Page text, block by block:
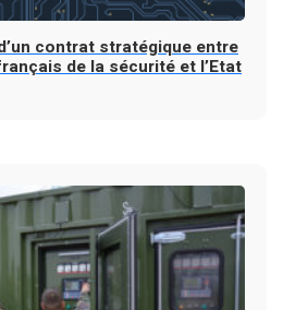
contrat stratégique entre
de la sécurité et l’Etat